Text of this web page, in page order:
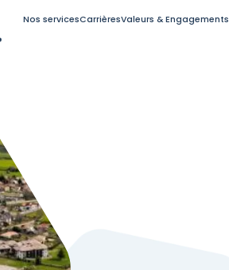
Nos servicesCarrièresValeurs & Engagements